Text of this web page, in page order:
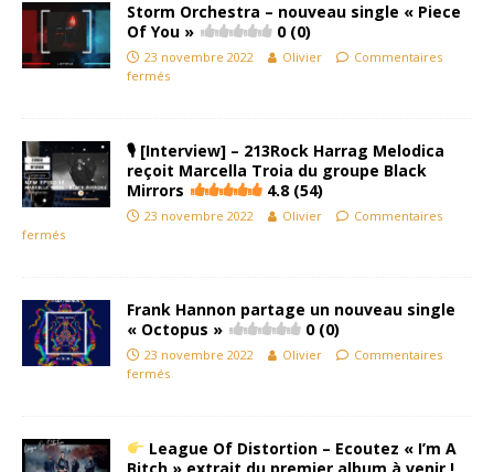
Storm Orchestra – nouveau single « Piece
Of You »
0 (0)
23 novembre 2022 Olivier
Commentaires
fermés
🎙 [Interview] – 213Rock Harrag Melodica
reçoit Marcella Troia du groupe Black
Mirrors
4.8 (54)
23 novembre 2022 Olivier
Commentaires
fermés
Frank Hannon partage un nouveau single
« Octopus »
0 (0)
23 novembre 2022 Olivier
Commentaires
fermés
League Of Distortion – Ecoutez « I’m A